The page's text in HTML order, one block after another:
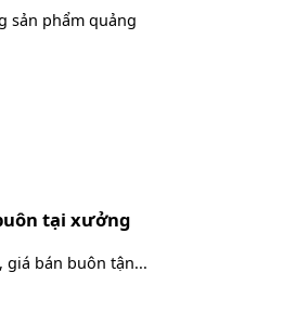
sản phẩm quảng
tại xưởng
giá bán buôn tận...